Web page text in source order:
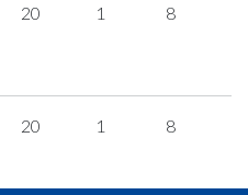
20 1 8
20 1 8